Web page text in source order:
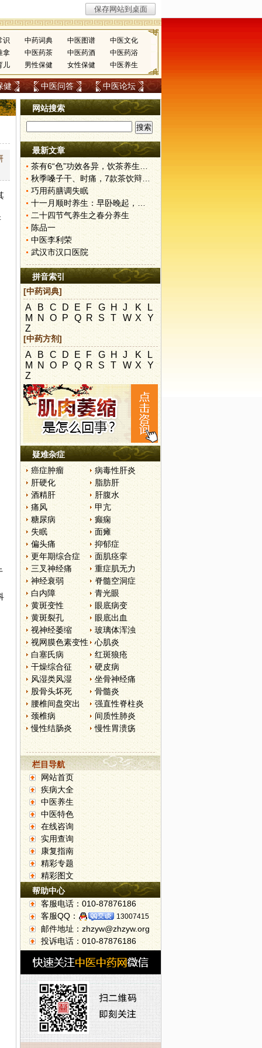
识 中药词典 中医图谱
中医文化
拿
中医药茶 中医药酒
中医药浴
儿
男性保健 女性保健 中医养生
健 中医问答 中医论坛
网站搜索
最新文章
茶有6“色”功效各异，饮茶养生寒温有宜忌
秋季嗓子干、时痛，7款茶饮辩证用
巧用药膳调失眠
十一月顺时养生：早卧晚起，保护阳气
二十四节气养生之春分养生
陈品一
中医李利荣
武汉市汉口医院
拼音索引
[中药词典]
A B C D E F G H J K
L
M N O P Q R S T W X
Y
Z
[中药方剂]
A B C D E F G H J K
L
M N O P Q R S T W X
Y
Z
疑难杂症
癌症肿瘤
病毒性肝炎
肝硬化
脂肪肝
酒精肝
肝腹水
痛风
甲亢
糖尿病
癫痫
失眠
面瘫
偏头痛
抑郁症
更年期综合症
面肌痉挛
三叉神经痛
重症肌无力
神经衰弱
脊髓空洞症
白内障
青光眼
黄斑变性
眼底病变
黄斑裂孔
眼底出血
视神经萎缩
玻璃体浑浊
视网膜色素变性
心肌炎
白塞氏病
红斑狼疮
干燥综合征
硬皮病
风湿类风湿
坐骨神经痛
股骨头坏死
骨髓炎
腰椎间盘突出
强直性脊柱炎
颈椎病
间质性肺炎
慢性结肠炎
慢性胃溃疡
栏目导航
网站首页
疾病大全
中医养生
中医特色
在线咨询
实用查询
康复指南
精彩专题
精彩图文
帮助中心
客服电话：010-87876186
客服QQ：
13007415
邮件地址：zhzyw@zhzyw.org
投诉电话：010-87876186